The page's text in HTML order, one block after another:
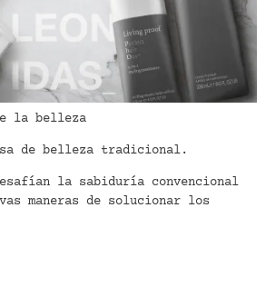
la belleza
de belleza tradicional.
la sabiduría convencional
maneras de solucionar los